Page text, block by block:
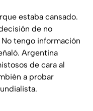
estaba cansado.
de no
tengo información
Argentina
de cara al
a probar